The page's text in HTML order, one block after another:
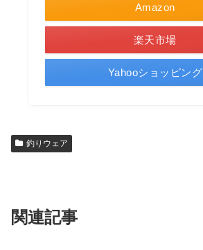
Amazon
楽天市場
Yahooショッピング
釣りウェア
関連記事